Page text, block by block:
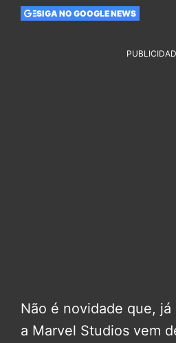
SIGA NO GOOGLE NEWS
Não é novidade que, já
a Marvel Studios vem